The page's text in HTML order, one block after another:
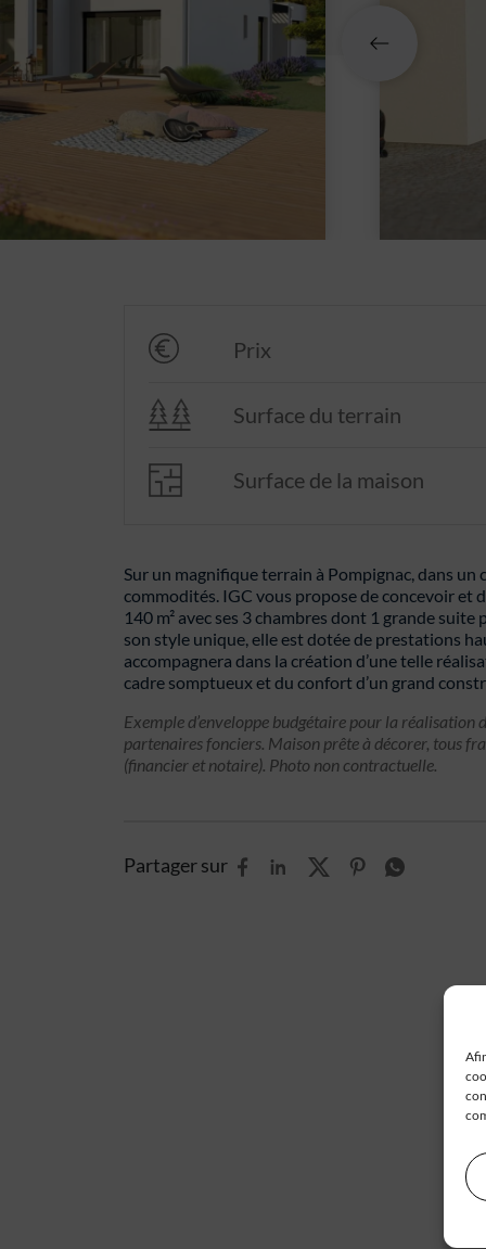
Prix
Surface du terrain
Surface de la maison
Sur un magnifique terrain à Pompignac, dans
commodités. IGC vous propose de concevoir et
140 m² avec ses 3 chambres dont 1 grande
son style unique, elle est dotée de prestations
accompagnera dans la création d’une telle
cadre somptueux et du confort d’un grand
Exemple d’enveloppe budgétaire pour la réalisation
partenaires fonciers. Maison prête à décorer, tous
(financier et notaire). Photo non contractuelle.
Partager sur